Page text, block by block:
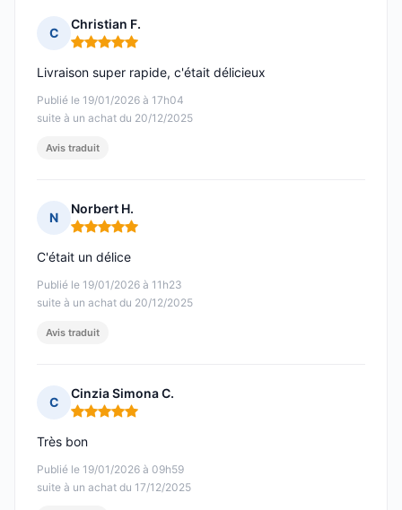
C
Christian F.
Note : 5 sur 5
Publié le 19/01/2026 à 17h04
suite à un achat du 20/12/2025
Livraison super rapide, c'était délicieux
Avis traduit
N
Norbert H.
Note : 5 sur 5
Publié le 19/01/2026 à 11h23
suite à un achat du 20/12/2025
C'était un délice
Avis traduit
C
Cinzia Simona C.
Note : 5 sur 5
Publié le 19/01/2026 à 09h59
suite à un achat du 17/12/2025
Très bon